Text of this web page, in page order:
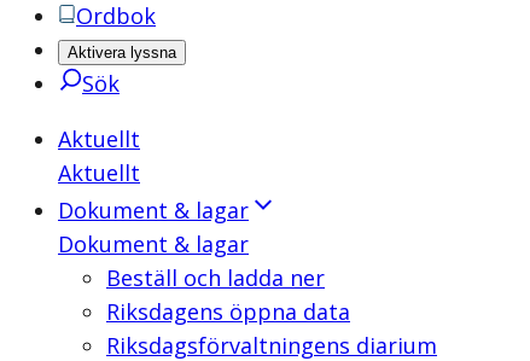
Ordbok
Aktivera lyssna
Sök
Aktuellt
Aktuellt
Dokument & lagar
Dokument & lagar
Beställ och ladda ner
Riksdagens öppna data
Riksdagsförvaltningens diarium